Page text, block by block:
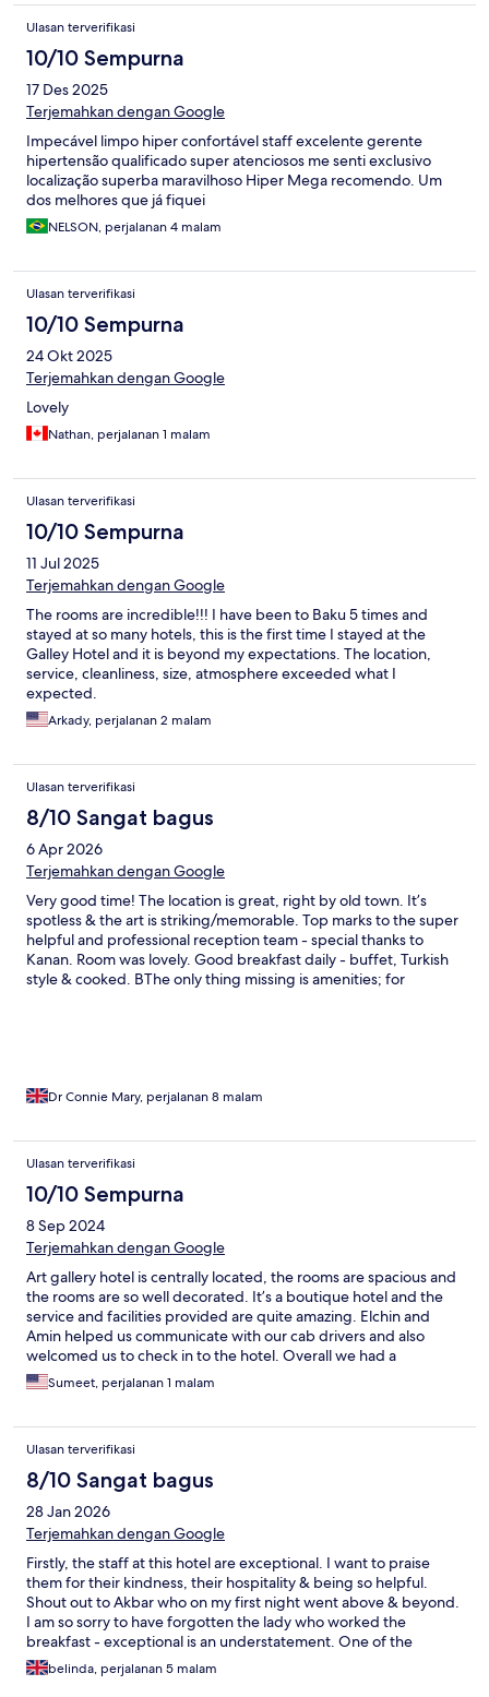
Ulasan terverifikasi
10/10 Sempurna
17 Des 2025
Terjemahkan dengan Google
Impecável limpo hiper confortável staff excelente gerente
hipertensão qualificado super atenciosos me senti exclusivo
localização superba maravilhoso Hiper Mega recomendo. Um
dos melhores que já fiquei
NELSON, perjalanan 4 malam
Ulasan terverifikasi
10/10 Sempurna
24 Okt 2025
Terjemahkan dengan Google
Lovely
Nathan, perjalanan 1 malam
Ulasan terverifikasi
10/10 Sempurna
11 Jul 2025
Terjemahkan dengan Google
The rooms are incredible!!! I have been to Baku 5 times and
stayed at so many hotels, this is the first time I stayed at the
Galley Hotel and it is beyond my expectations. The location,
service, cleanliness, size, atmosphere exceeded what I
expected.
Arkady, perjalanan 2 malam
Ulasan terverifikasi
8/10 Sangat bagus
6 Apr 2026
Terjemahkan dengan Google
Very good time! The location is great, right by old town. It’s
spotless & the art is striking/memorable. Top marks to the super
helpful and professional reception team - special thanks to
Kanan. Room was lovely. Good breakfast daily - buffet, Turkish
style & cooked. BThe only thing missing is amenities; for
Dr Connie Mary, perjalanan 8 malam
Ulasan terverifikasi
10/10 Sempurna
8 Sep 2024
Terjemahkan dengan Google
Art gallery hotel is centrally located, the rooms are spacious and
the rooms are so well decorated. It’s a boutique hotel and the
service and facilities provided are quite amazing. Elchin and
Amin helped us communicate with our cab drivers and also
welcomed us to check in to the hotel. Overall we had a
wonderful stay and this is a recommended stay for your next
visit.
Sumeet, perjalanan 1 malam
Ulasan terverifikasi
8/10 Sangat bagus
28 Jan 2026
Terjemahkan dengan Google
Firstly, the staff at this hotel are exceptional. I want to praise
them for their kindness, their hospitality & being so helpful.
Shout out to Akbar who on my first night went above & beyond.
I am so sorry to have forgotten the lady who worked the
breakfast - exceptional is an understatement. One of the
sweetest people I have met on this trip, single-handedly
managed the room & always with a smile. The staff truly are the
belinda, perjalanan 5 malam